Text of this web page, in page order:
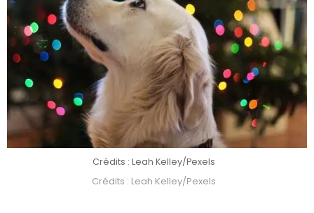
Crédits : Leah Kelley/Pexels
Crédits : Leah Kelley/Pexels